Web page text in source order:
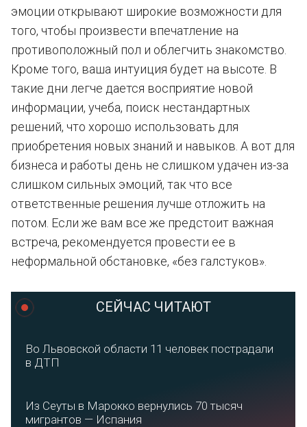
эмоции открывают широкие возможности для
того, чтобы произвести впечатление на
противоположный пол и облегчить знакомство.
Кроме того, ваша интуиция будет на высоте. В
такие дни легче дается восприятие новой
информации, учеба, поиск нестандартных
решений, что хорошо использовать для
приобретения новых знаний и навыков. А вот для
бизнеса и работы день не слишком удачен из-за
слишком сильных эмоций, так что все
ответственные решения лучше отложить на
потом. Если же вам все же предстоит важная
встреча, рекомендуется провести ее в
неформальной обстановке, «без галстуков».
СЕЙЧАС ЧИТАЮТ
Во Львовской области 11 человек пострадали
в ДТП
Из Сеуты в Марокко вернулись 70 тысяч
мигрантов — Испания